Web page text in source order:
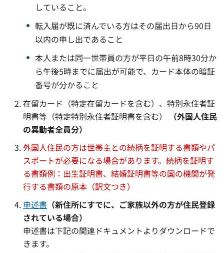
していること。
転入届が既に済んでいる方はその届出日から90日
以内の申し出であること
本人または同一世帯員の方が平日の午前8時30分か
ら午後5時までに届出が可能で、カード本体の暗証
番号が分かること
在留カード（特定在留カードを含む）、特別永住者証
明書等（特定特別永住者証明書を含む）
（外国人住民
の異動者全員分）
外国人住民の方は世帯主との続柄を証明する書類やパ
スポートが必要になる場合があります。 続柄を証明す
る書類例：出生証明書、結婚証明書等の国の機関が発
行する書類の原本（訳文つき）
申述書 （新住所にすでに、ご家族以外の方が住民登録
されている場合）
申述書は下記の関連ドキュメントよりダウンロードで
きます。